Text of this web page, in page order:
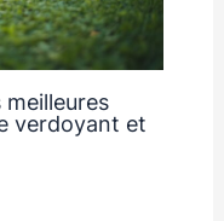
verdoyant et